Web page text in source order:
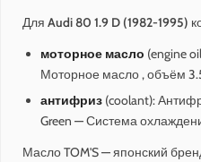
Для Audi 80 1.9 D (1982-1995)
моторное масло (engine
Моторное масло , объём
антифриз (coolant):
Green — Система
Масло TOM'S — японский